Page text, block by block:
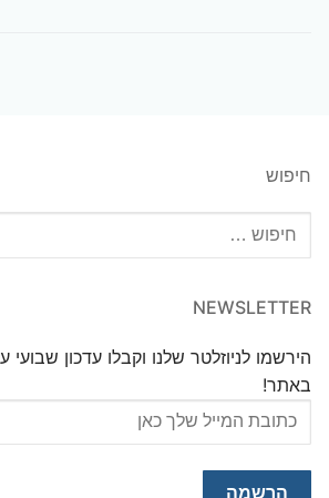
חיפוש
חפש:
NEWSLETTER
הירשמו לניוזלטר שלנו וקבלו עדכון
באתר!